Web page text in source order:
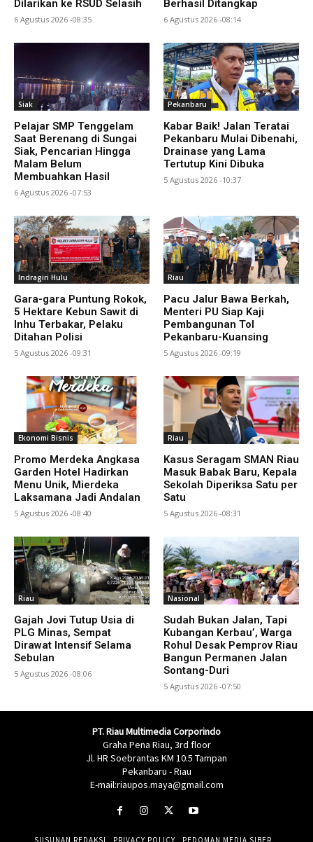
Dilarikan ke RSUD Selasih
6 Agustus 2026 -08:35
Berhasil Ditangkap
6 Agustus 2026 -08:14
Siak
Pelajar SMP Tenggelam
Saat Berenang di Sungai
Siak, Pencarian Hingga
Malam Belum
Membuahkan Hasil
6 Agustus 2026 -07:53
Pekanbaru
Kabar Baik! Jalan Teratai
Pekanbaru Mulai Dibenahi,
Drainase yang Lama
Tertutup Kini Dibuka
5 Agustus 2026 -10:37
Indragiri Hulu
Gara-gara Puntung Rokok,
5 Hektare Kebun Sawit di
Inhu Terbakar, Pelaku
Ditahan Polisi
5 Agustus 2026 -09:31
Riau
Pacu Jalur Bawa Berkah,
Menteri PU Siap Kaji
Pembangunan Tol
Pekanbaru-Kuansing
5 Agustus 2026 -09:19
Ekonomi Bisnis
Promo Merdeka Angkasa
Garden Hotel Hadirkan
Menu Unik, Mierdeka
Laksamana Jadi Andalan
5 Agustus 2026 -08:40
Riau
Kasus Seragam SMAN Riau
Masuk Babak Baru, Kepala
Sekolah Diperiksa Satu per
Satu
5 Agustus 2026 -08:31
Riau
Gajah Jovi Tutup Usia di
PLG Minas, Sempat
Dirawat Intensif Selama
Sebulan
5 Agustus 2026 -08:06
Nasional
Sudah Bukan Jalan, Tapi
Kubangan Kerbau’, Warga
Rohul Desak Pemprov Riau
Bangun Permanen Jalan
Sontang-Duri
5 Agustus 2026 -07:50
PT. Riau Multimedia Corporindo
Graha Pena Riau, 3rd floor
Jl. HR Soebrantas KM 10.5 Tampan
Pekanbaru - Riau
E-mail:riaupos.maya@gmail.com